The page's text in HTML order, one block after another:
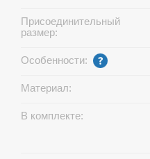
Присоединительный
размер:
Особенности:
Материал:
В комплекте: